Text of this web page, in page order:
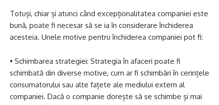
Totuși, chiar și atunci când excepționalitatea companiei este
bună, poate fi necesar să se ia în considerare închiderea
acesteia. Unele motive pentru închiderea companiei pot fi:
• Schimbarea strategiei: Strategia în afaceri poate fi
schimbată din diverse motive, cum ar fi schimbări în cerințele
consumatorului sau alte fațete ale mediului extern al
companiei. Dacă o companie dorește să se schimbe și mai